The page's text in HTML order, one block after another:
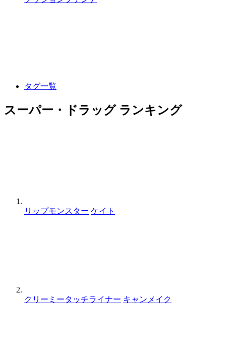
タグ一覧
スーパー・ドラッグ ランキング
リップモンスター ケイト
クリーミータッチライナー キャンメイク